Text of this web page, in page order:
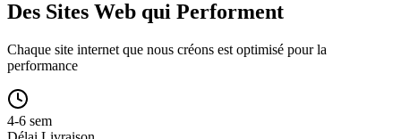
Des Sites Web qui Performent
Chaque site internet que nous créons est optimisé pour la
performance
4-6 sem